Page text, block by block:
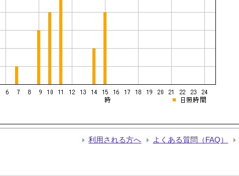
利用される方へ よくある質問（FAQ）